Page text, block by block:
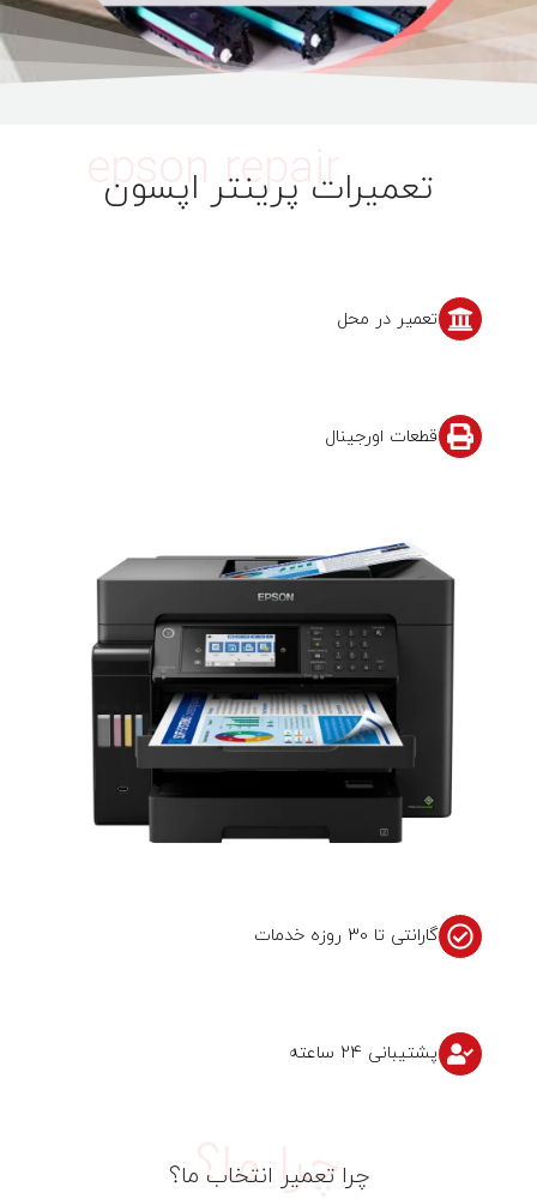
تعمیرات پرینتر اپسون
تعمیر در محل
قطعات اورجینال
گارانتی تا 30 روزه خدمات
پشتیبانی 24 ساعته
چرا تعمیر انتخاب ما؟